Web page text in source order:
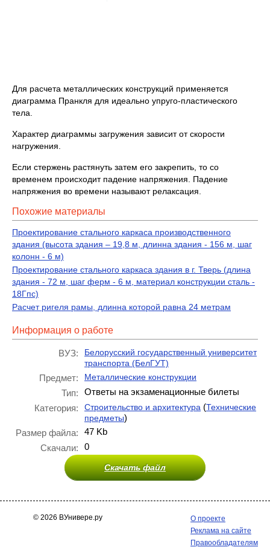
Для расчета металлических конструкций применяется
диаграмма Пранкля для идеально упруго-пластического
тела.
Характер диаграммы загружения зависит от скорости
нагружения.
Если стержень растянуть затем его закрепить, то со
временем происходит падение напряжения. Падение
напряжения во времени называют релаксация.
Похожие материалы
Проектирование стального каркаса производственного
здания (высота здания – 19,8 м, длинна здания - 156 м, шаг
колонн - 6 м)
Проектирование стального каркаса здания в г. Тверь (длина
здания - 72 м, шаг ферм - 6 м, материал конструкции сталь -
18Гпс)
Расчет ригеля рамы, длинна которой равна 24 метрам
Информация о работе
ВУЗ:
Белорусский государственный университет
транспорта (БелГУТ)
Предмет: Металлические конструкции
Тип:
Ответы на экзаменационные билеты
Категория:
Строительство и архитектура (Технические
предметы)
Размер файла:
47 Kb
Скачали:
0
Скачать файл
© 2026 ВУнивере.ру
О проекте
Реклама на сайте
Правообладателям